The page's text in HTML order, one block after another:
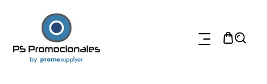
AL CONTENIDO